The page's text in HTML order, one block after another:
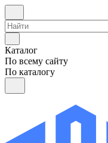
Каталог
По всему сайту
По каталогу